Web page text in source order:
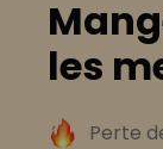
les
Perte